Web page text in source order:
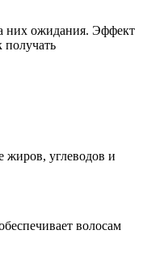
них ожидания. Эффект
получать
жиров, углеводов и
волосам